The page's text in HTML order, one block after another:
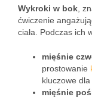
Wykroki w bok ,
ćwiczenie
ciała. Podczas ich
mięśnie
prostowanie
kluczowe dla
mięśnie